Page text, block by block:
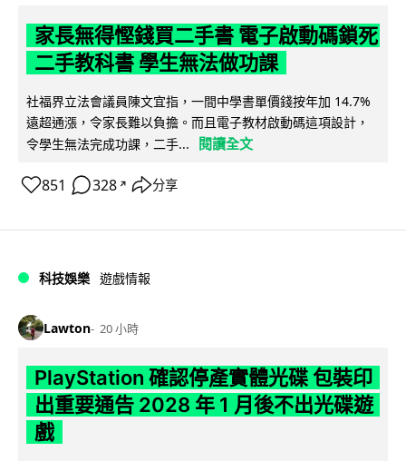
家長無得慳錢買二手書 電子啟動碼鎖死
二手教科書 學生無法做功課
社福界立法會議員陳文宜指，一間中學書單價錢按年加 14.7%
遠超通漲，令家長難以負擔。而且電子教材啟動碼這項設計，
令學生無法完成功課，二手...
閱讀全文
851 328 ↗ 分享
科技娛樂 遊戲情報
Lawton 20 小時
PlayStation 確認停產實體光碟 包裝印
出重要通告 2028 年 1 月後不出光碟遊
戲